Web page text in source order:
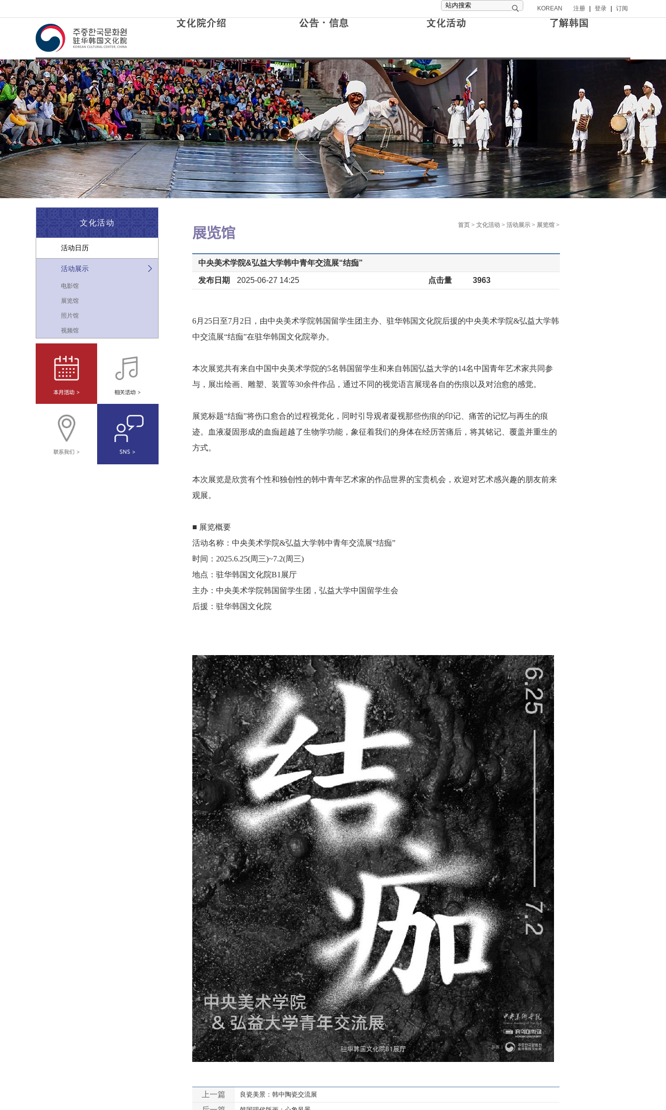
KOREAN 注册 登录 订阅
文化活动
活动日历
活动展示
电影馆
展览馆
照片馆
视频馆
首页 > 文化活动 > 活动展示 > 展览馆 >
中央美术学院&弘益大学韩中青年交流展“结痂”
发布日期 2025-06-27 14:25 点击量 3963
6月25日至7月2日，由中央美术学院韩国留学生团主办、驻华韩国文化院后援的中央美术学院&弘益大学韩
中交流展“结痂”在驻华韩国文化院举办。
本次展览共有来自中国中央美术学院的5名韩国留学生和来自韩国弘益大学的14名中国青年艺术家共同参
与，展出绘画、雕塑、装置等30余件作品，通过不同的视觉语言展现各自的伤痕以及对治愈的感觉。
展览标题“结痂”将伤口愈合的过程视觉化，同时引导观者凝视那些伤痕的印记、痛苦的记忆与再生的痕
迹。血液凝固形成的血痂超越了生物学功能，象征着我们的身体在经历苦痛后，将其铭记、覆盖并重生的
方式。
本次展览是欣赏有个性和独创性的韩中青年艺术家的作品世界的宝贵机会，欢迎对艺术感兴趣的朋友前来
观展。
■ 展览概要
活动名称：中央美术学院&弘益大学韩中青年交流展“结痂”
时间：2025.6.25(周三)~7.2(周三)
地点：驻华韩国文化院B1展厅
主办：中央美术学院韩国留学生团，弘益大学中国留学生会
后援：驻华韩国文化院
上一篇 良瓷美景：韩中陶瓷交流展